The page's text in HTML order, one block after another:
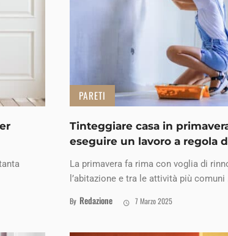
PARETI
Tinteggiare casa in
eseguire un lavoro a regola
La primavera fa rima con voglia di
l’abitazione e tra le attività più comuni
By Redazione 7 Marzo 2025